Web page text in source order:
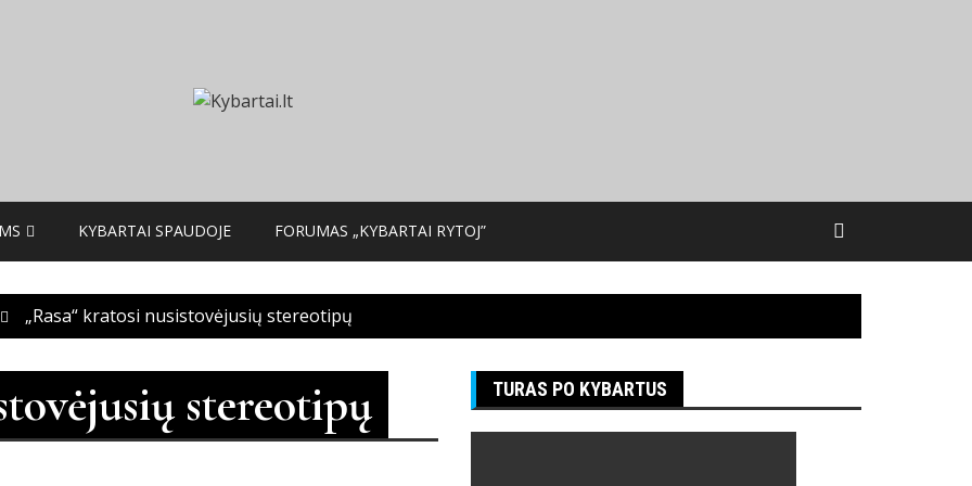
KYBARTAI SPAUDOJE FORUMAS „KYBARTAI RYTOJ”
„Rasa“ kratosi nusistovėjusių stereotipų
stereotipų TURAS PO KYBARTUS